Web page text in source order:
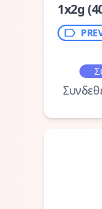
1x2g